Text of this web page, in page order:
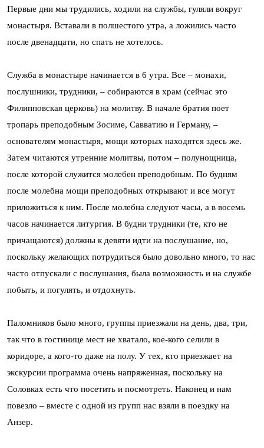
Первые дни мы трудились, ходили на службы, гуляли вокруг
монастыря. Вставали в полшестого утра, а ложились часто
после двенадцати, но спать не хотелось.
Служба в монастыре начинается в 6 утра. Все – монахи,
послушники, трудники, – собираются в храм (сейчас это
Филипповская церковь) на молитву. В начале братия поет
тропарь преподобным Зосиме, Савватию и Герману, –
основателям монастыря, мощи которых находятся здесь же.
Затем читаются утренние молитвы, потом – полунощница,
после которой служится молебен преподобным. По будням
после молебна мощи преподобных открывают и все могут
приложиться к ним. После молебна следуют часы, а в восемь
часов начинается литургия. В будни трудники (те, кто не
причащаются) должны к девяти идти на послушание, но,
поскольку желающих потрудиться было довольно много, то нас
часто отпускали с послушания, была возможность и на службе
побыть, и погулять, и отдохнуть.
Паломников было много, группы приезжали на день, два, три,
так что в гостинице мест не хватало, кое-кого селили в
коридоре, а кого-то даже на полу. У тех, кто приезжает на
экскурсии программа очень напряженная, поскольку на
Соловках есть что посетить и посмотреть. Наконец и нам
повезло – вместе с одной из групп нас взяли в поездку на
Анзер.